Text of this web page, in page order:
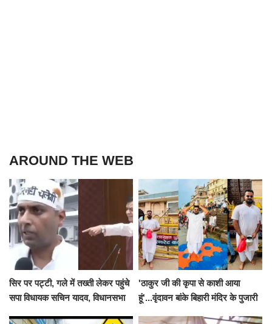
AROUND THE WEB
सिर पर पट्टी, गले में तख्ती लेकर पहुंचे
सपा विधायक सचिन यादव, विधानसभा
'ठाकुर जी की कृपा से काशी आया
हूं'...वृंदावन बांके बिहारी मंदिर के पुजारी